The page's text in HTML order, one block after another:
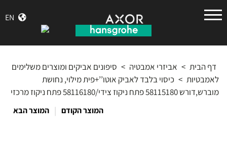
EN
גרואה
דף הבית > אביזרי אמבטיה > סיפונים אביקים ומוצרים משלימים
לאמבטיות > כיסוי בלבד לאביק אוטו’’+פית מילוי, נחושת
מוברש,דורש 58115180 פתח ניקוז צידי/58116180 פתח ניקוז מרכזי
המוצר הקודם | המוצר הבא